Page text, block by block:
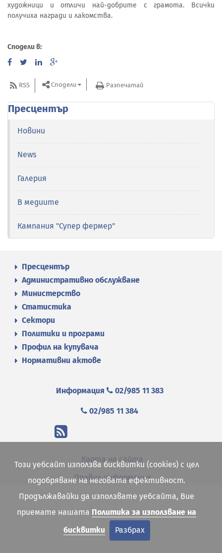
художници и отличи най-добрите с грамота. Всички
получиха награди и лакомства.
Сподели в:
RSS Сподели Разпечатай
Пресцентър
Новини
News
Галерия
В медиите
Кампания "Супер фермер"
Пресцентър
Административно обслужване
Министерство
Статистика
Сектори
Политики и програми
Профил на купувача
Нормативни актове
Информация 02/985 11 383
02/985 11 384
Карта на сайта
Правна информация
Този уебсайт използва бисквитки (cookies) с цел
подобряване на неговата ефективност.
Продължавайки да използвате уебсайта, Вие
приемате нашата Политика за използване на
бисквитки
Разбрах